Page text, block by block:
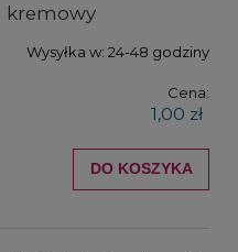
kremowy
Wysyłka w: 24-48 godziny
Cena:
1,00 zł
DO KOSZYKA